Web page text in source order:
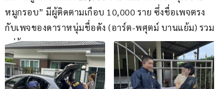
หมูกรอบ” มีผู้ติดตามเกือบ 10,000 ราย ซึ่งชื่อเพจตรง
กับเพจของดาราหนุ่มชื่อดัง (อาร์ต-พศุตม์ บานแย้ม) รวม
อยู่ด้วย